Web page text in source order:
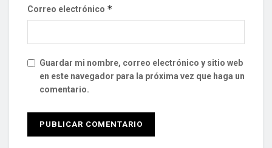
Correo electrónico *
Guardar mi nombre, correo electrónico y sitio web
en este navegador para la próxima vez que haga un
comentario.